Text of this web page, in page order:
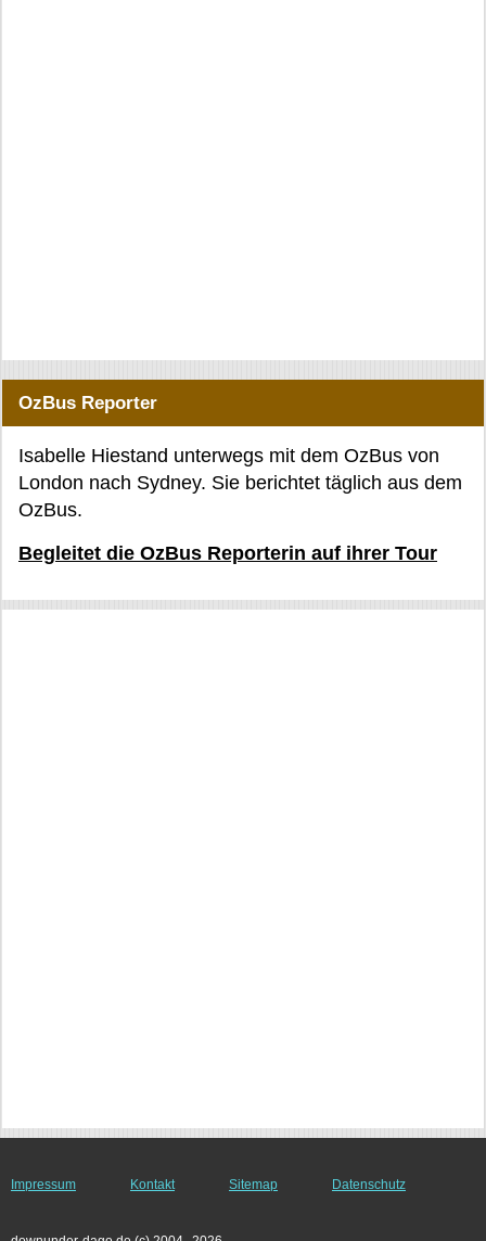
OzBus Reporter
Isabelle Hiestand unterwegs mit dem OzBus von
London nach Sydney. Sie berichtet täglich aus dem
OzBus.
Begleitet die OzBus Reporterin auf ihrer Tour
Impressum Kontakt Sitemap Datenschutz